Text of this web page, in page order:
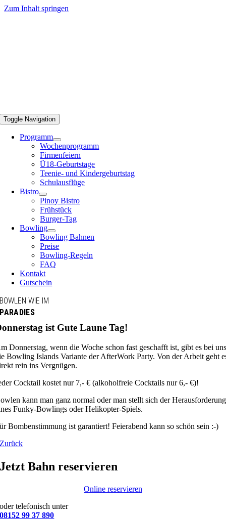
Zum Inhalt springen
Toggle Navigation
Programm
Wochenprogramm
Firmenfeiern
Ü18-Geburtstage
Teenie- und Kindergeburtstag
Schulausflüge
Bistro
Pinoy Bistro
Frühstück
Burger-Tag
Bowling
Bowling Bahnen
Preise
Bowling-Regeln
FAQ
Kontakt
Gutschein
BOWLEN WIE IM
PARADIES
ist Gute Laune Tag!
Donnerstag, wenn die Woche schon fast geschafft ist, gibt es bei
Bowling Islands Variante der AfterWork Party. Von der Arbeit geht
rein ins Vergnügen.
Cocktail kostet nur 7,- € (alkoholfreie Cocktails nur 6,- €)!
kann man ganz normal oder man stellt sich der Herausforderung
Funky-Bowlings oder Helikopter-Spiels.
Bombenstimmung ist garantiert! Feierabend kann so schön sein :-)
Zurück
Jetzt Bahn reservieren
Online reservieren
oder telefonisch unter
08152 99 37 890